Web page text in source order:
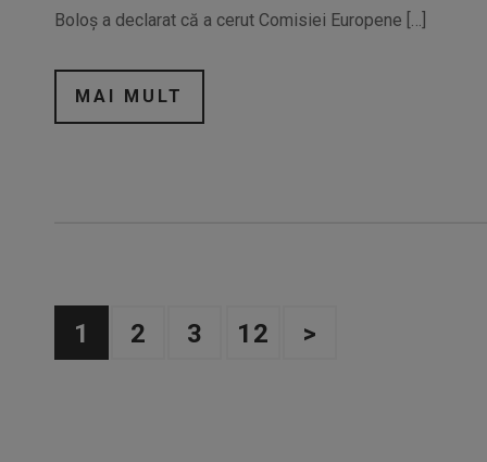
Boloș a declarat că a cerut Comisiei Europene […]
MAI MULT
1 2 3 12 >